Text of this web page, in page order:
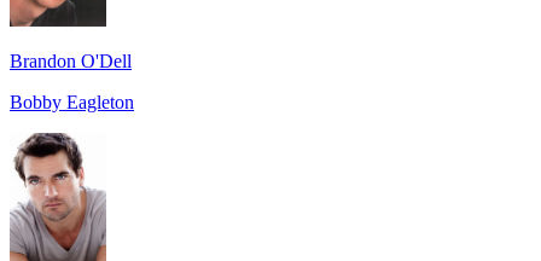
Brandon O'Dell
Bobby Eagleton